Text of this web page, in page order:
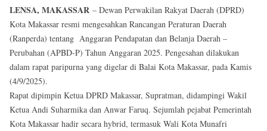
LENSA, MAKASSAR – Dewan Perwakilan Rakyat Daerah (DPRD)
Kota Makassar resmi mengesahkan Rancangan Peraturan Daerah
(Ranperda) tentang Anggaran Pendapatan dan Belanja Daerah –
Perubahan (APBD-P) Tahun Anggaran 2025. Pengesahan dilakukan
dalam rapat paripurna yang digelar di Balai Kota Makassar, pada Kamis
(4/9/2025).
Rapat dipimpin Ketua DPRD Makassar, Supratman, didampingi Wakil
Ketua Andi Suharmika dan Anwar Faruq. Sejumlah pejabat Pemerintah
Kota Makassar hadir secara hybrid, termasuk Wali Kota Munafri